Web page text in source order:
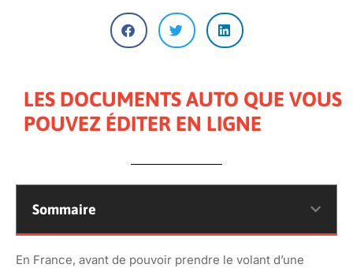
LES DOCUMENTS AUTO QUE VOUS
POUVEZ ÉDITER EN LIGNE
Sommaire
En France, avant de pouvoir prendre le volant d’une